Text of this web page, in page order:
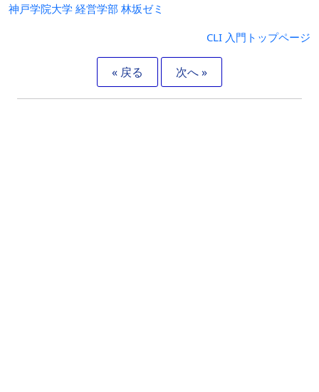
神戸学院大学 経営学部 林坂ゼミ
CLI 入門トップページ
« 戻る 次へ »